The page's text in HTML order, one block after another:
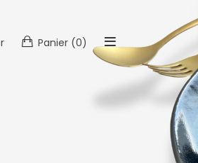
Panier (0)